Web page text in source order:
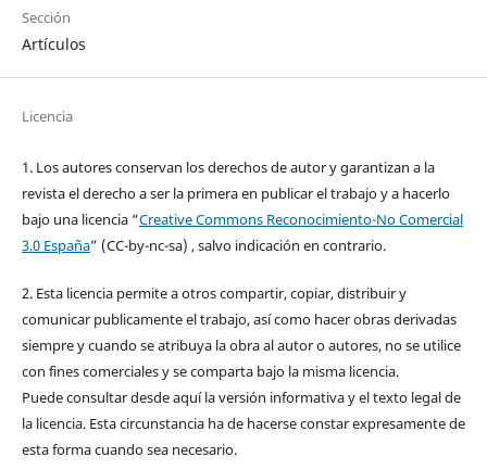
Sección
Artículos
Licencia
1. Los autores conservan los derechos de autor y garantizan a la
revista el derecho a ser la primera en publicar el trabajo y a hacerlo
bajo una licencia “Creative Commons Reconocimiento-No Comercial
3.0 España” (CC-by-nc-sa) , salvo indicación en contrario.
2. Esta licencia permite a otros compartir, copiar, distribuir y
comunicar publicamente el trabajo, así como hacer obras derivadas
siempre y cuando se atribuya la obra al autor o autores, no se utilice
con fines comerciales y se comparta bajo la misma licencia.
Puede consultar desde aquí la versión informativa y el texto legal de
la licencia. Esta circunstancia ha de hacerse constar expresamente de
esta forma cuando sea necesario.